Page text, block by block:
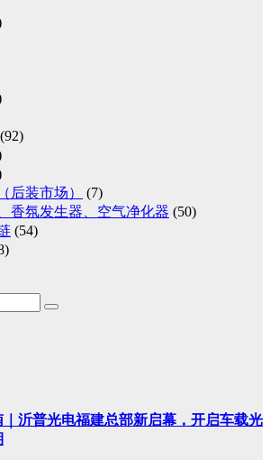
(92)
后装市场）
(7)
香氛发生器、空气净化器 (50)
(54)
沂普光电福建总部新启幕，开启车载光